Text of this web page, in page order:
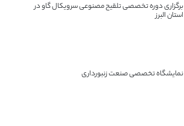
برگزاری دوره تخصصی تلقیح مصنوعی سرویکال گاو در
استان البرز
نمایشگاه تخصصی صنعت زنبورداری